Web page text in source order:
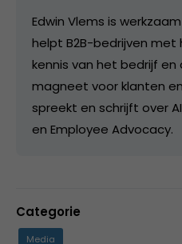
Edwin Vlems is
helpt B2B-bedrijven met
kennis van het bedrijf en
magneet voor klanten
spreekt en schrijft over
en Employee Advocacy.
Categorie
Media